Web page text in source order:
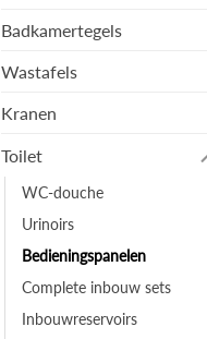
Badkamertegels
Wastafels
Kranen
Toilet
WC-douche
Urinoirs
Bedieningspanelen
Complete inbouw sets
Inbouwreservoirs